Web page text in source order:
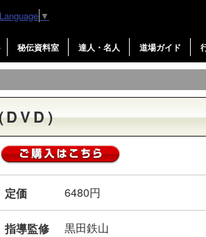
秘伝資料室 達人・名人 道場ガイド
▼
定価 6480円
指導監修 黒田鉄山